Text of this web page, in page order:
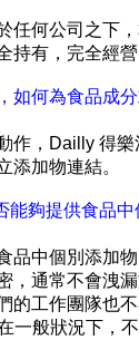
任何公司之下
持有，完全經營
如何為食品成
作，Dailly 得
添加物連結。
能夠提供食品
品中個別添加
，通常不會洩
的工作團隊也
一般狀況下，